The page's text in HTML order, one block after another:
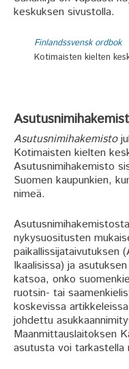
keskuksen sivustolla.
Finlandssvensk ordbok
Kotimaisten kielten
Asutusnimihakemisto
Kotimaisten kielten
Asutusnimihakemisto
Suomen kaupunkien,
nimeä.
nykysuositusten
paikallissijataivutuksen
Ikaalisissa) ja
katsoa, onko
ruotsin- tai
koskevissa
johdettu
Maanmittauslaitoksen
asutusta voi tarkastella